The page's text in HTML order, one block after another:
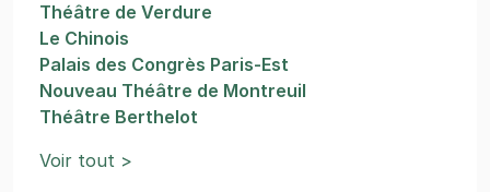
Théâtre de Verdure
Le Chinois
Palais des Congrès Paris-Est
Nouveau Théâtre de Montreuil
Théâtre Berthelot
Voir tout >